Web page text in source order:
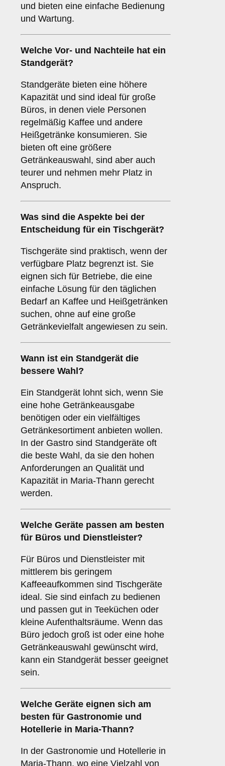
und bieten eine einfache Bedienung
und Wartung.
Welche Vor- und Nachteile hat ein
Standgerät?
Standgeräte bieten eine höhere
Kapazität und sind ideal für große
Büros, in denen viele Personen
regelmäßig Kaffee und andere
Heißgetränke konsumieren. Sie
bieten oft eine größere
Getränkeauswahl, sind aber auch
teurer und nehmen mehr Platz in
Anspruch.
Was sind die Aspekte bei der
Entscheidung für ein Tischgerät?
Tischgeräte sind praktisch, wenn der
verfügbare Platz begrenzt ist. Sie
eignen sich für Betriebe, die eine
einfache Lösung für den täglichen
Bedarf an Kaffee und Heißgetränken
suchen, ohne auf eine große
Getränkevielfalt angewiesen zu sein.
Wann ist ein Standgerät die
bessere Wahl?
Ein Standgerät lohnt sich, wenn Sie
eine hohe Getränkeausgabe
benötigen oder ein vielfältiges
Getränkesortiment anbieten wollen.
In der Gastro sind Standgeräte oft
die beste Wahl, da sie den hohen
Anforderungen an Qualität und
Kapazität in Maria-Thann gerecht
werden.
Welche Geräte passen am besten
für Büros und Dienstleister?
Für Büros und Dienstleister mit
mittlerem bis geringem
Kaffeeaufkommen sind Tischgeräte
ideal. Sie sind einfach zu bedienen
und passen gut in Teeküchen oder
kleine Aufenthaltsräume. Wenn das
Büro jedoch groß ist oder eine hohe
Getränkeauswahl gewünscht wird,
kann ein Standgerät besser geeignet
sein.
Welche Geräte eignen sich am
besten für Gastronomie und
Hotellerie in Maria-Thann?
In der Gastronomie und Hotellerie in
Maria-Thann, wo eine Vielzahl von